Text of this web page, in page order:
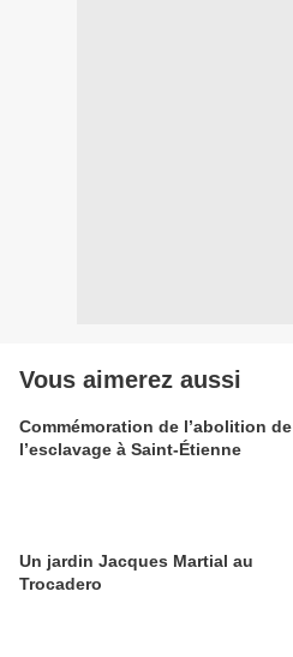
Vous aimerez aussi
Commémoration de l’abolition de
l’esclavage à Saint-Étienne
Un jardin Jacques Martial au
Trocadero